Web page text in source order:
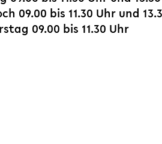
09.00 bis 11.30 Uhr und
09.00 bis 11.30 Uhr